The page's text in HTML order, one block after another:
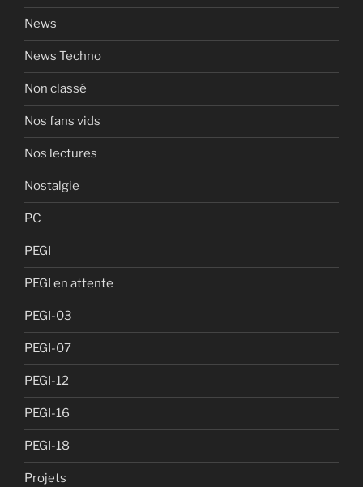
News
News Techno
Non classé
Nos fans vids
Nos lectures
Nostalgie
PC
PEGI
PEGI en attente
PEGI-03
PEGI-07
PEGI-12
PEGI-16
PEGI-18
Projets